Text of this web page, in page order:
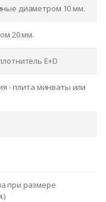
диаметром 10 мм.
20 мм.
E+D
- плита минваты или
при размере